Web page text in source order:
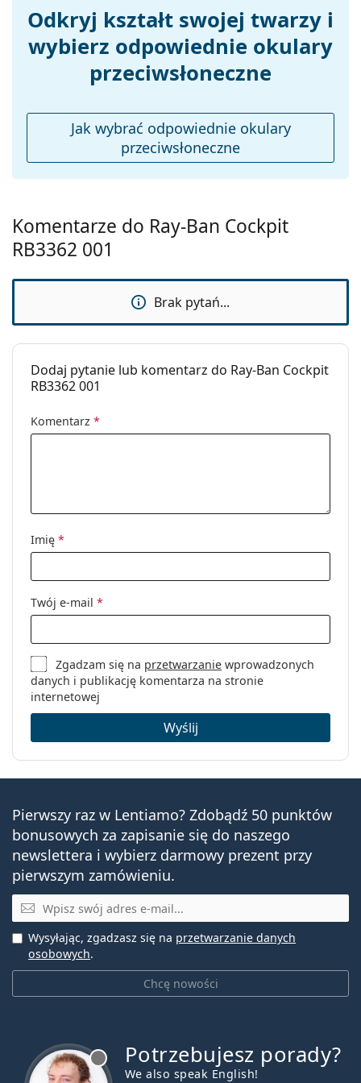
do czyszczenia i pielęgnacji okularów. Niektóre
modele mogą zawierać tekstylny woreczek zamiast
ściereczki.
Sprawdź całą ofertęokularów przeciwsłonecznych
gdzie znajdziesz więcej stylów popularnych marek.
Odkryj kształt swojej twarzy i
wybierz odpowiednie okulary
przeciwsłoneczne
Jak wybrać odpowiednie okulary
przeciwsłoneczne
Komentarze do Ray-Ban Cockpit
RB3362 001
Brak pytań...
Dodaj pytanie lub komentarz do Ray-Ban Cockpit
RB3362 001
Komentarz *
Imię *
Twój e-mail *
Zgadzam się na przetwarzanie wprowadzonych
danych i publikację komentarza na stronie
internetowej
Wyślij
Pierwszy raz w Lentiamo? Zdobądź 50 punktów
bonusowych za zapisanie się do naszego
newslettera i wybierz darmowy prezent przy
pierwszym zamówieniu.
E-mail
Chcę nowości
Wysyłając, zgadzasz się na przetwarzanie danych
osobowych.
Potrzebujesz porady?
We also speak English!